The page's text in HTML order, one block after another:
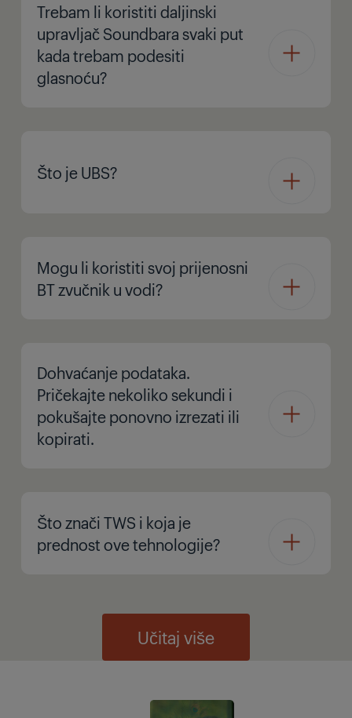
Trebam li koristiti daljinski
upravljač Soundbara svaki put
kada trebam podesiti
glasnoću?
Što je UBS?
Mogu li koristiti svoj prijenosni
BT zvučnik u vodi?
Dohvaćanje podataka.
Pričekajte nekoliko sekundi i
pokušajte ponovno izrezati ili
kopirati.
Što znači TWS i koja je
prednost ove tehnologije?
Učitaj više